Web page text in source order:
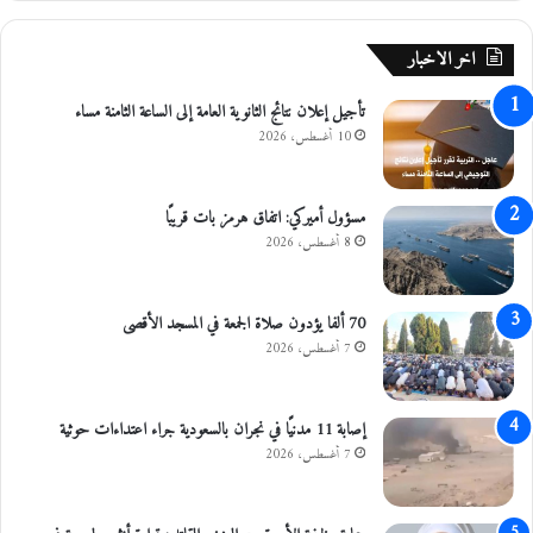
ذ
.
.
.
!
د
.
م
ف
ض
ي
ا
ل
م
و
م
ي
م
ن
ل
ع
ا
ص
م
ة
ل
ت
ز
و
ي
د
م
ز
ا
ع
و
اخر الاخبار
تأجيل إعلان نتائج الثانوية العامة إلى الساعة الثامنة مساء
10 أغسطس، 2026
مسؤول أميركي: اتفاق هرمز بات قريبًا
8 أغسطس، 2026
70 ألفا يؤدون صلاة الجمعة في المسجد الأقصى
7 أغسطس، 2026
إصابة 11 مدنيًا في نجران بالسعودية جراء اعتداءات حوثية
7 أغسطس، 2026